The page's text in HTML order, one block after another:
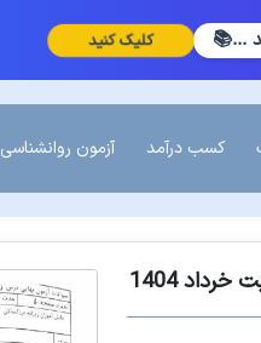
...📚 کلیک کنید
کسب درآمد آزمون روانشناسی